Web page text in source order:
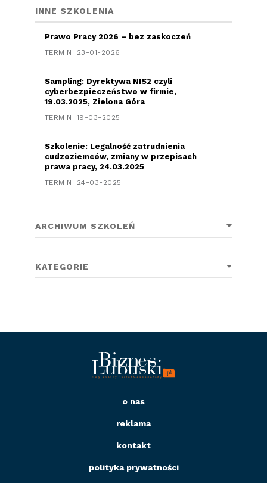
INNE SZKOLENIA
Prawo Pracy 2026 – bez zaskoczeń
TERMIN: 23-01-2026
Sampling: Dyrektywa NIS2 czyli
cyberbezpieczeństwo w firmie,
19.03.2025, Zielona Góra
TERMIN: 19-03-2025
Szkolenie: Legalność zatrudnienia
cudzoziemców, zmiany w przepisach
prawa pracy, 24.03.2025
TERMIN: 24-03-2025
ARCHIWUM SZKOLEŃ
KATEGORIE
o nas
reklama
kontakt
polityka prywatności